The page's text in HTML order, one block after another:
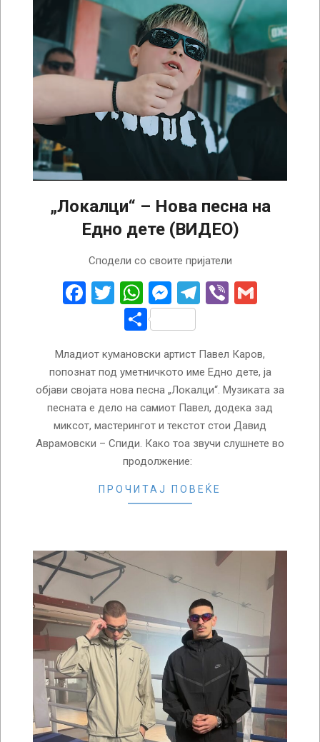
„Локалци“ – Нова песна на
Едно дете (ВИДЕО)
Сподели со своите пријатели
Facebook
TwitterWhatsApp
Messenger
Telegram
Viber
Share
Младиот кумановски артист Павел Каров,
попознат под уметничкото име Едно дете, ја
објави својата нова песна „Локалци“. Музиката за
песната е дело на самиот Павел, додека зад
миксот, мастерингот и текстот стои Давид
Аврамовски – Спиди. Како тоа звучи слушнете во
продолжение:
ПРОЧИТАЈ ПОВЕЌЕ